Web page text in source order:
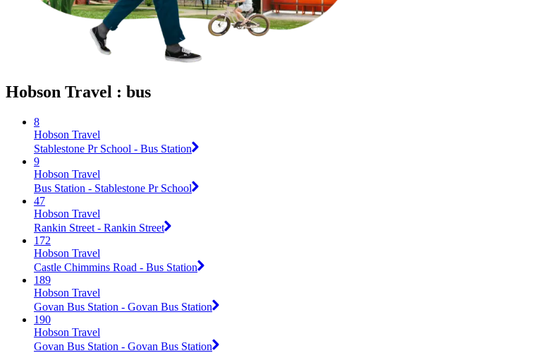
Hobson Travel : bus
8
Hobson Travel
Stablestone Pr School - Bus Station
9
Hobson Travel
Bus Station - Stablestone Pr School
47
Hobson Travel
Rankin Street - Rankin Street
172
Hobson Travel
Castle Chimmins Road - Bus Station
189
Hobson Travel
Govan Bus Station - Govan Bus Station
190
Hobson Travel
Govan Bus Station - Govan Bus Station